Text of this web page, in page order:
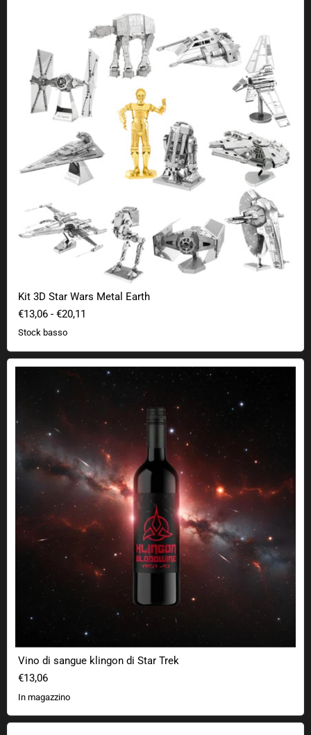
Kit 3D Star Wars Metal Earth
€13,06 - €20,11
Stock basso
Vino di sangue klingon di Star Trek
Vino di sangue klingon di Star Trek
€13,06
In magazzino